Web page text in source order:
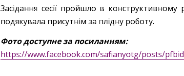
Засідання сесії пройшло в
подякувала присутнім за плідну роботу.
Фото доступне за посиланням:
https://www.facebook.com/safianyotg/posts/